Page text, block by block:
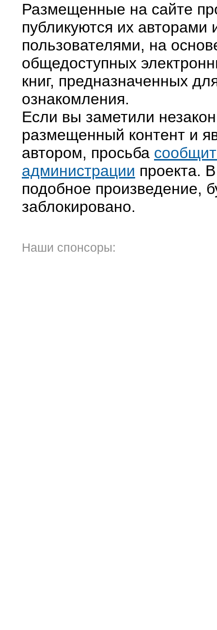
Размещенные на сайте
публикуются их авторами
пользователями, на
общедоступных
книг, предназначенных
ознакомления.
Если вы заметили
размещенный контент и
автором, просьба
администрации проекта.
подобное произведение,
заблокировано.
Наши спонсоры: